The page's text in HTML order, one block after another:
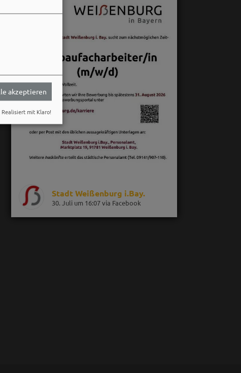
Stadt Weißenburg i.Bay.
30. Juli um 16:07 via Facebook
akzeptieren
Realisiert mit Klaro!